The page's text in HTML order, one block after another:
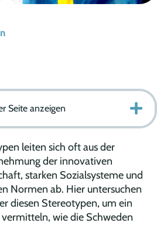
Seite anzeigen
leiten sich oft aus der
der innovativen
starken Sozialsysteme und
Normen ab. Hier untersuchen
diesen Stereotypen, um ein
wie die Schweden